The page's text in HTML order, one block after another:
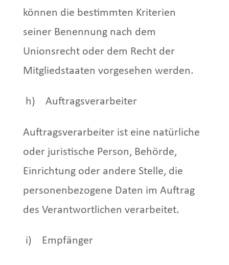
können die bestimmten Kriterien
seiner Benennung nach dem
Unionsrecht oder dem Recht der
Mitgliedstaaten vorgesehen werden.
h) Auftragsverarbeiter
Auftragsverarbeiter ist eine natürliche
oder juristische Person, Behörde,
Einrichtung oder andere Stelle, die
personenbezogene Daten im Auftrag
des Verantwortlichen verarbeitet.
i) Empfänger